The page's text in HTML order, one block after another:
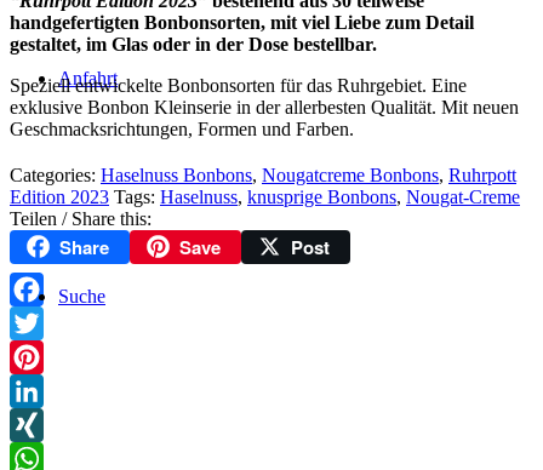
Anfahrt
Suche
handgefertigten Bonbonsorten, mit viel Liebe zum Detail
gestaltet, im Glas oder in der Dose bestellbar.
Speziell entwickelte Bonbonsorten für das Ruhrgebiet. Eine
exklusive Bonbon Kleinserie in der allerbesten Qualität. Mit neuen
Geschmacksrichtungen, Formen und Farben.
Categories: Haselnuss Bonbons, Nougatcreme Bonbons, Ruhrpott
Edition 2023 Tags: Haselnuss, knusprige Bonbons, Nougat-Creme
Teilen / Share this:
Share Save Post
Facebook
Twitter
Pinterest
LinkedIn
XING